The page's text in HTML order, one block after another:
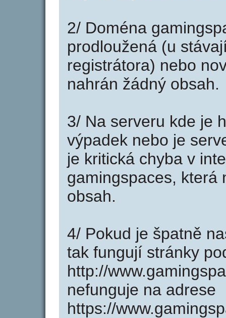
2/ Doména
prodloužená (u
registrátora) nebo
nahrán žádný obsah.
3/ Na serveru kde je
výpadek nebo je
je kritická chyba v
gamingspaces, která
obsah.
4/ Pokud je špatně
tak fungují stránky
http://
nefunguje na adrese
https://